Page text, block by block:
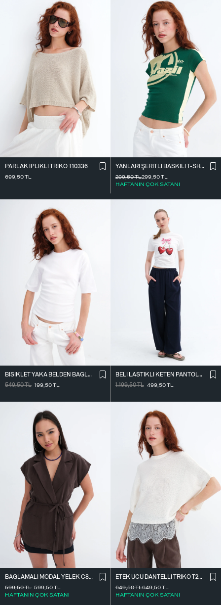
PARLAK İ̇PLIKLI TRIKO T10336
699,50TL
YANLARI ŞERITLI BASKILI T-SHIRT P9035
299,50TL
HAFTANIN ÇOK SATANI
299,50TL
BISIKLET YAKA BELDEN BAĞLAMALI T-SHIRT P261071
549,50TL 199,50TL
BELI LASTIKLI KETEN PANTOLON PN18273
1.199,50TL 499,50TL
BAĞLAMALI MODAL YELEK C8021
599,50TL
HAFTANIN ÇOK SATANI
599,50TL
ETEK UCU DANTELLI TRIKO T261025
649,50TL
HAFTANIN ÇOK SATANI
649,50TL